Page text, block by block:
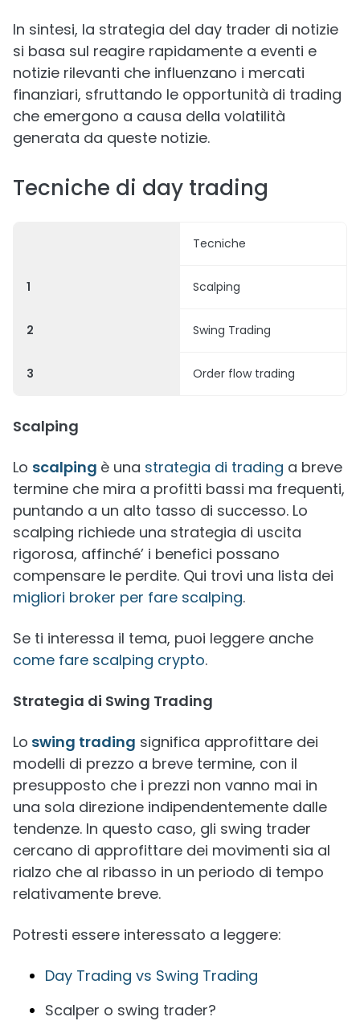
In sintesi, la strategia del day trader di notizie
si basa sul reagire rapidamente a eventi e
notizie rilevanti che influenzano i mercati
finanziari, sfruttando le opportunità di trading
che emergono a causa della volatilità
generata da queste notizie.
Tecniche di day trading
Tecniche
1 Scalping
2 Swing Trading
3 Order flow trading
Scalping
Lo scalping è una strategia di trading a breve
termine che mira a profitti bassi ma frequenti,
puntando a un alto tasso di successo. Lo
scalping richiede una strategia di uscita
rigorosa, affinché’ i benefici possano
compensare le perdite. Qui trovi una lista dei
migliori broker per fare scalping.
Se ti interessa il tema, puoi leggere anche
come fare scalping crypto.
Strategia di Swing Trading
Lo swing trading significa approfittare dei
modelli di prezzo a breve termine, con il
presupposto che i prezzi non vanno mai in
una sola direzione indipendentemente dalle
tendenze. In questo caso, gli swing trader
cercano di approfittare dei movimenti sia al
rialzo che al ribasso in un periodo di tempo
relativamente breve.
Potresti essere interessato a leggere:
Day Trading vs Swing Trading
Scalper o swing trader?